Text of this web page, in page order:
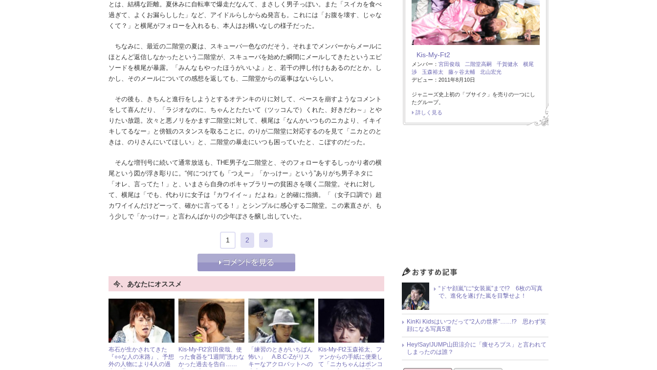
とは、結構な距離。夏休みに自転車で爆走だなんて、まさしく男子っぽい。また「スイカを食べ
過ぎて、よくお漏らしした」など、アイドルらしからぬ発言も。これには「お腹を壊す、じゃな
くて？」と横尾がフォローを入れるも、本人はお構いなしの様子だった。
ちなみに、最近の二階堂の夏は、スキューバ一色なのだそう。それまでメンバーからメールに
ほとんど返信しなかったという二階堂が、スキューバを始めた瞬間にメールしてきたというエピ
ソードを横尾が暴露。「みんなもやったほうがいいよ」と、若干の押し付けもあるのだとか。し
かし、そのメールについての感想を返しても、二階堂からの返事はないらしい。
その後も、きちんと進行をしようとするオテンキのりに対して、ペースを崩すようなコメント
をして喜んだり、「ラジオなのに、ちゃんとたたいて（ツッコんで）くれた、好きだわ～」とや
りたい放題。次々と悪ノリをかます二階堂に対して、横尾は「なんかいつものニカより、イキイ
キしてるなー」と傍観のスタンスを取ることに。のりが二階堂に対応するのを見て「ニカとのと
きは、のりさんにいてほしい」と、二階堂の暴走にいつも困っていたと、こぼすのだった。
そんな増刊号に続いて通常放送も、THE男子な二階堂と、そのフォローをするしっかり者の横
尾という図が浮き彫りに。“何につけても「つえー」「かっけー」という”ありがち男子ネタに
「オレ、言ってた！」と、いまさら自身のボキャブラリーの貧困さを嘆く二階堂。それに対し
て、横尾は「でも、代わりに女子は『カワイイ～』だよね」と的確に指摘。「（女子口調で）超
カワイイんだけどーって、確かに言ってる！」とシンプルに感心する二階堂。この素直さが、も
う少しで「かっけー」と言わんばかりの少年ぽさを醸し出していた。
1 2 »
今、あなたにオススメ
布石が生かされてきた
『○○な人の末路』、予想
外の人物により4人の過
Kis-My-Ft2宮田俊哉、使
った食器を“1週間”洗わな
かった過去を告白……
「練習のときがいちばん
怖い」 A.B.C-Zがリス
キーなアクロバットへの
Kis-My-Ft2玉森裕太、フ
ァンからの手紙に便乗し
て「ニカちゃんはポンコ
Kis-My-Ft2
メンバー： 宮田俊哉 二階堂高嗣 千賀健永
横尾
渉
玉森裕太 藤ヶ谷太輔
北山宏光
デビュー：2011年8月10日
ジャニーズ史上初の「ブサイク」を売りの一つにし
たグループ。
詳しく見る
“ドヤ顔嵐”に“女装嵐”まで!? 6枚の写真
で、進化を遂げた嵐を目撃せよ！
KinKi Kidsはいつだって“2人の世界”……!? 思わず笑
顔になる写真5選
Hey!Say!JUMP山田涼介に「痩せろブス」と言われて
しまったのは誰？